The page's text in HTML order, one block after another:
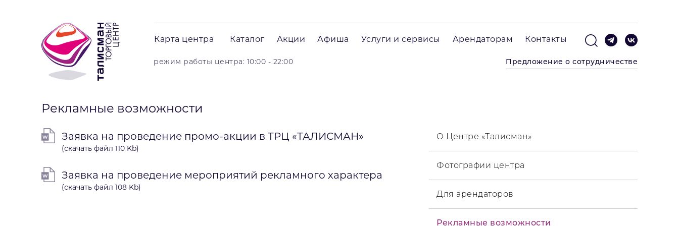
Карта центра Каталог Акции Афиша Услуги и сервисы Арендаторам Контакты
режим работы центра: 10:00 - 22:00 Предложение о сотрудничестве
Рекламные возможности
О Центре «Талисман»
Фотографии центра
Для арендаторов
Рекламные возможности
Заявка на проведение промо-акции в ТРЦ «ТАЛИСМАН»
(скачать файл 110 Kb)
Заявка на проведение мероприятий рекламного характера
(скачать файл 108 Kb)